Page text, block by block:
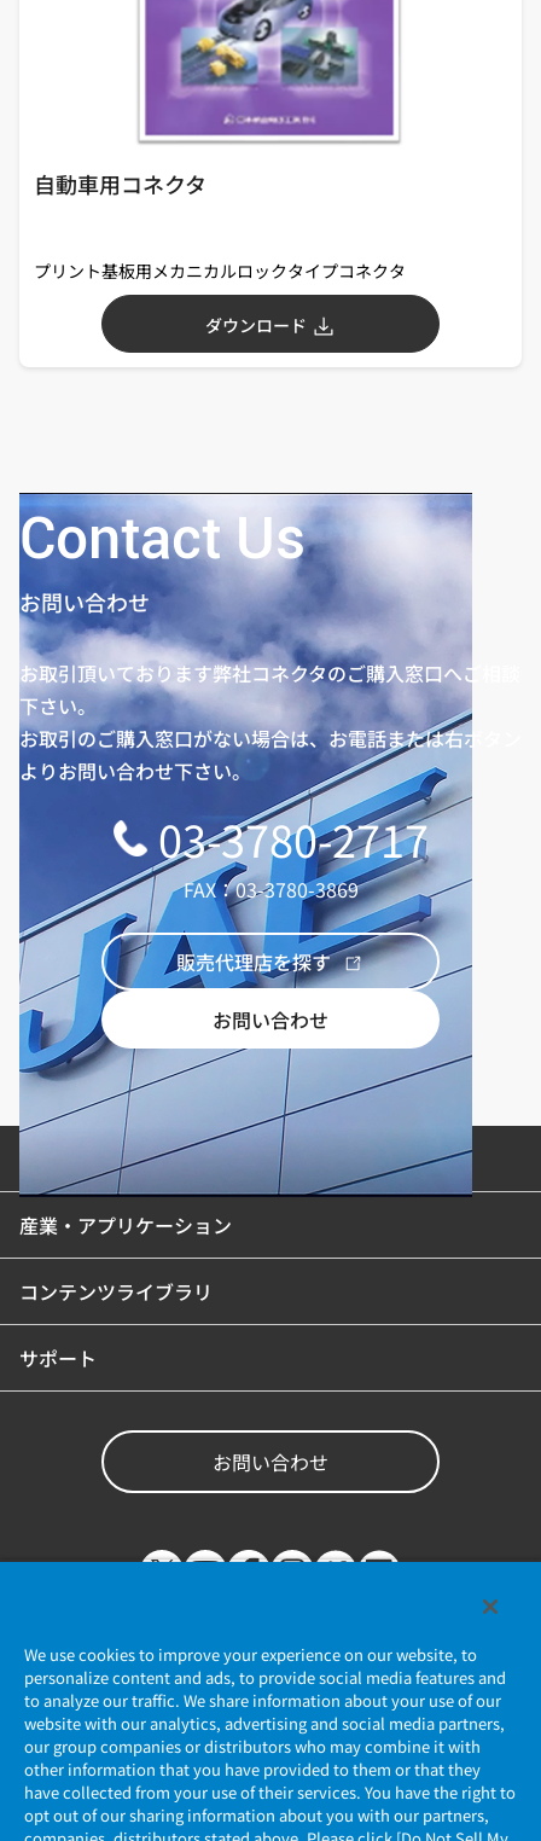
自動車用コネクタ
プリント基板用メカニカルロックタイプコネクタ
ダウンロード
Contact Us
お問い合わせ
お取引頂いております弊社コネクタのご購入窓口へご相談
下さい。
お取引のご購入窓口がない場合は、お電話または右ボタン
よりお問い合わせ下さい。
03-3780-2717
FAX：03-3780-3869
販売代理店を探す
お問い合わせ
製品カテゴリ
産業・アプリケーション
コンテンツライブラリ
サポート
お問い合わせ
個人情報保護ポリシー
JAE Cookie Policy
We use cookies to improve your experience on our website, to
personalize content and ads, to provide social media features and
to analyze our traffic. We share information about your use of our
website with our analytics, advertising and social media partners,
our group companies or distributors who may combine it with
other information that you have provided to them or that they
have collected from your use of their services. You have the right to
opt out of our sharing information about you with our partners,